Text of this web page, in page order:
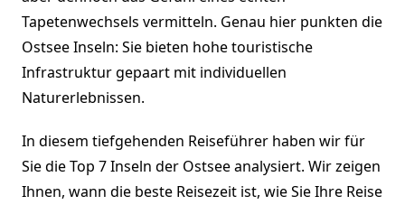
Tapetenwechsels vermitteln. Genau hier punkten die
Ostsee Inseln: Sie bieten hohe touristische
Infrastruktur gepaart mit individuellen
Naturerlebnissen.
In diesem tiefgehenden Reiseführer haben wir für
Sie die Top 7 Inseln der Ostsee analysiert. Wir zeigen
Ihnen, wann die beste Reisezeit ist, wie Sie Ihre Reise